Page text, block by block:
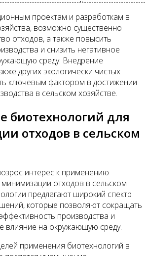
проектам и разработкам в
возможно существенно
отходов, а также повысить
и снизить негативное
среду. Внедрение
других экологически чистых
ключевым фактором в достижении
в сельском хозяйстве.
биотехнологий для
отходов в сельском
интерес к применению
отходов в сельском
предлагают широкий спектр
которые позволяют сокращать
производства и
влияние на окружающую среду.
применения биотехнологий в